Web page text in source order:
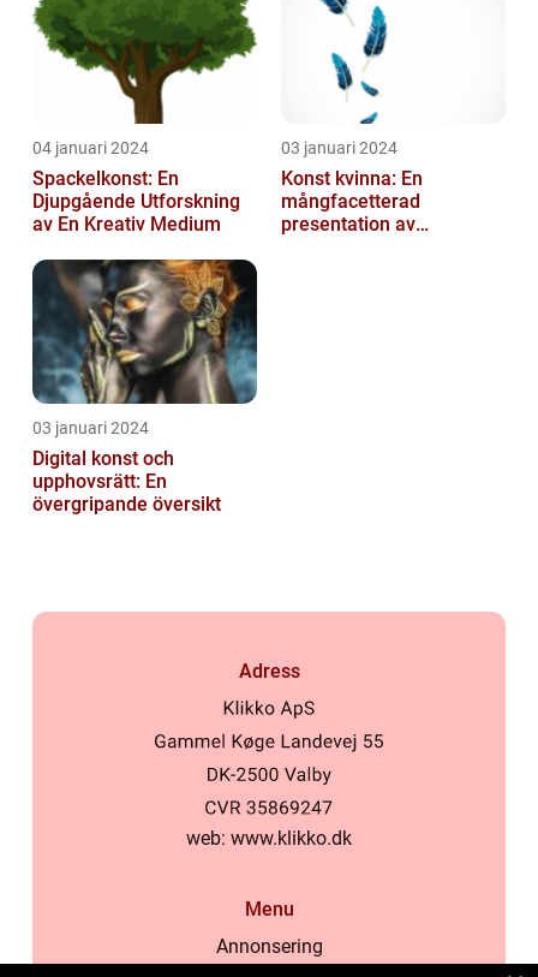
04 januari 2024
Spackelkonst: En
Djupgående Utforskning
av En Kreativ Medium
03 januari 2024
Konst kvinna: En
mångfacetterad
presentation av
03 januari 2024
Digital konst och
upphovsrätt: En
övergripande översikt
Adress
web: www.klikko.dk
Menu
Annonsering